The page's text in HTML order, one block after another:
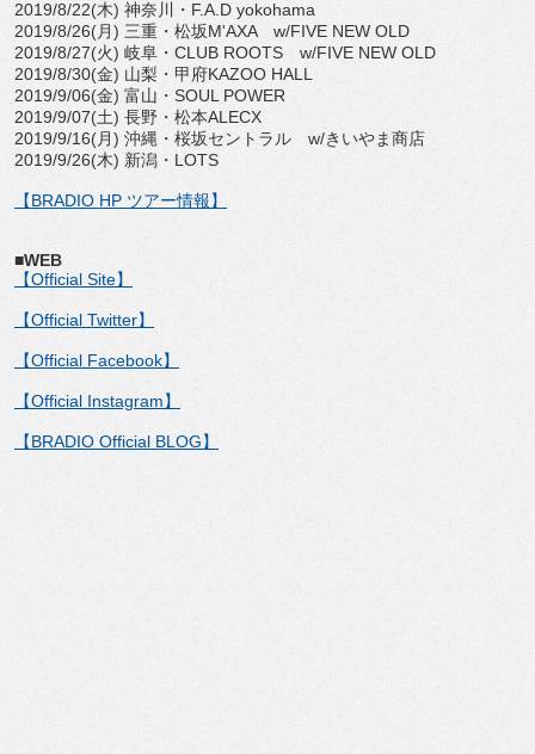
2019/8/22(木) 神奈川・F.A.D yokohama
2019/8/26(月) 三重・松坂M'AXA w/FIVE NEW OLD
2019/8/27(火) 岐阜・CLUB ROOTS w/FIVE NEW OLD
2019/8/30(金) 山梨・甲府KAZOO HALL
2019/9/06(金) 富山・SOUL POWER
2019/9/07(土) 長野・松本ALECX
2019/9/16(月) 沖縄・桜坂セントラル w/きいやま商店
2019/9/26(木) 新潟・LOTS
【BRADIO HP ツアー情報】
■WEB
【Official Site】
【Official Twitter】
【Official Facebook】
【Official Instagram】
【BRADIO Official BLOG】